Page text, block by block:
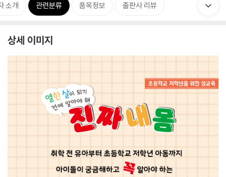
소개 관련분류 품목정보 출판사 리뷰
상세 이미지